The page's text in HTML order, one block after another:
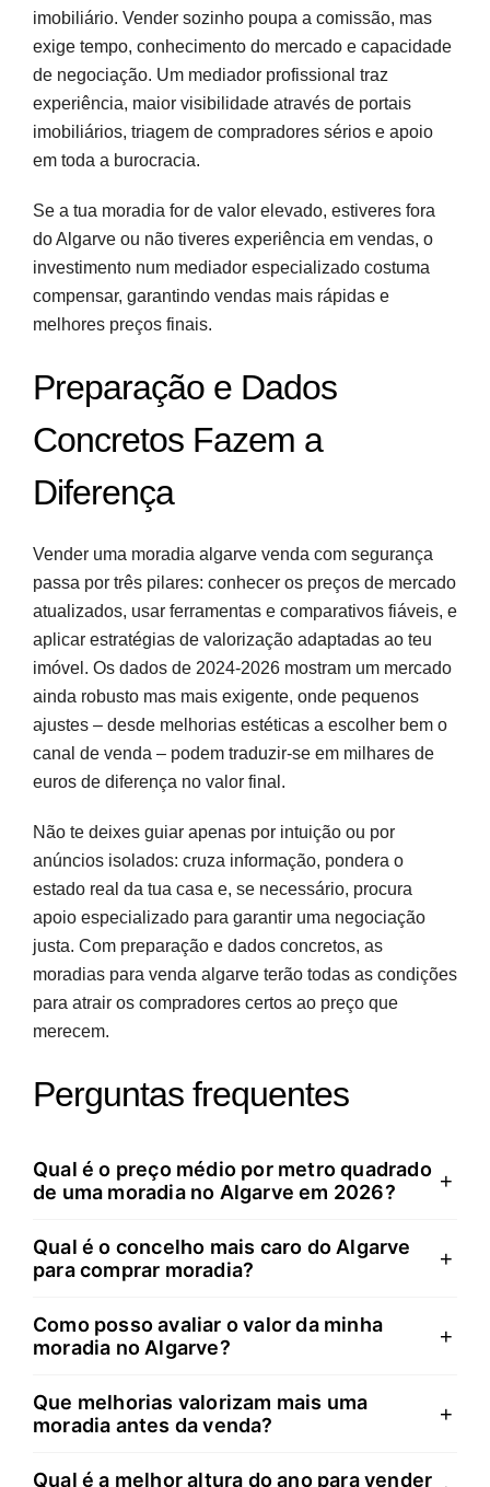
imobiliário. Vender sozinho poupa a comissão, mas
exige tempo, conhecimento do mercado e capacidade
de negociação. Um mediador profissional traz
experiência, maior visibilidade através de portais
imobiliários, triagem de compradores sérios e apoio
em toda a burocracia.
Se a tua moradia for de valor elevado, estiveres fora
do Algarve ou não tiveres experiência em vendas, o
investimento num mediador especializado costuma
compensar, garantindo vendas mais rápidas e
melhores preços finais.
Preparação e Dados
Concretos Fazem a
Diferença
Vender uma moradia algarve venda com segurança
passa por três pilares: conhecer os preços de mercado
atualizados, usar ferramentas e comparativos fiáveis, e
aplicar estratégias de valorização adaptadas ao teu
imóvel. Os dados de 2024-2026 mostram um mercado
ainda robusto mas mais exigente, onde pequenos
ajustes – desde melhorias estéticas a escolher bem o
canal de venda – podem traduzir-se em milhares de
euros de diferença no valor final.
Não te deixes guiar apenas por intuição ou por
anúncios isolados: cruza informação, pondera o
estado real da tua casa e, se necessário, procura
apoio especializado para garantir uma negociação
justa. Com preparação e dados concretos, as
moradias para venda algarve terão todas as condições
para atrair os compradores certos ao preço que
merecem.
Perguntas frequentes
Qual é o preço médio por metro quadrado
de uma moradia no Algarve em 2026?
+
O preço mediano no Algarve ronda os 3.899 €/m² em
janeiro de 2026. No entanto, existe grande variação
dos 4.675 €/m², enquanto Alcoutim, no interior, regista
apenas 1.061 €/m². Os concelhos do litoral mantêm-se
consideravelmente mais caros do que o interior devido
à procura turística e internacional.
Qual é o concelho mais caro do Algarve
para comprar moradia?
+
Loulé é o concelho mais caro, com preços médios de
4.675 €/m². Lagos surge em segundo lugar com 4.434
(3.881 €/m²). Esta diferença justifica-se pela
desenvolvidas e elevada procura internacional.
Como posso avaliar o valor da minha
moradia no Algarve?
+
Começa por usar ferramentas online gratuitas como
Idealista, CASAFARI ou Housefy, que fornecem
Que melhorias valorizam mais uma
moradia antes da venda?
+
Pintura com cores neutras, renovação de cozinhas e
Qual é a melhor altura do ano para vender